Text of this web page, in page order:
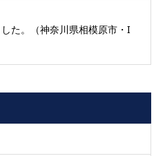
た。（神奈川県相模原市・I